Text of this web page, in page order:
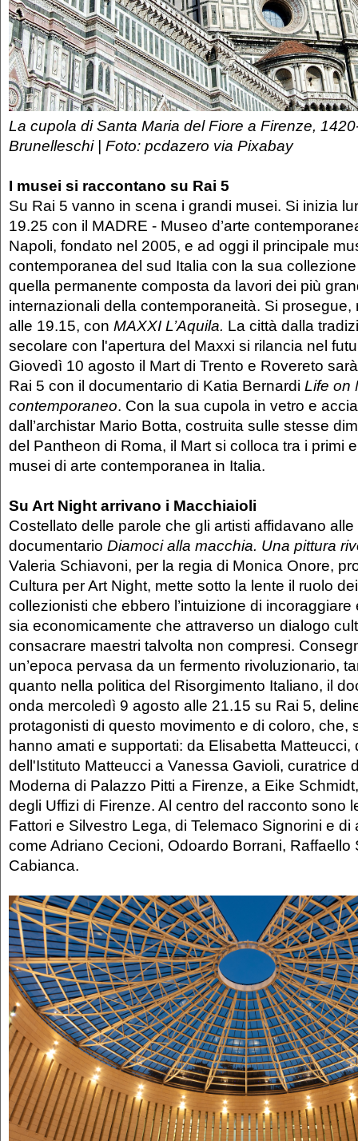
La cupola di Santa Maria del Fiore a Firenze,
Brunelleschi | Foto: pcdazero via Pixabay
I musei si raccontano su Rai 5
Su Rai 5 vanno in scena i grandi musei. Si inizia
19.25 con il MADRE - Museo d’arte
Napoli, fondato nel 2005, e ad oggi il principale
contemporanea del sud Italia con la sua
quella permanente composta da lavori dei più
internazionali della contemporaneità. Si prosegue,
alle 19.15, con MAXXI L’Aquila. La città dalla
secolare con l'apertura del Maxxi si rilancia nel
Giovedì 10 agosto il Mart di Trento e Rovereto
Rai 5 con il documentario di Katia Bernardi Life on
contemporaneo. Con la sua cupola in vetro e
dall’archistar Mario Botta, costruita sulle stesse
del Pantheon di Roma, il Mart si colloca tra i primi
musei di arte contemporanea in Italia.
Su Art Night arrivano i Macchiaioli
Costellato delle parole che gli artisti affidavano alle
documentario Diamoci alla macchia. Una pittura
Valeria Schiavoni, per la regia di Monica Onore,
Cultura per Art Night, mette sotto la lente il ruolo
collezionisti che ebbero l’intuizione di
sia economicamente che attraverso un dialogo
consacrare maestri talvolta non compresi.
un’epoca pervasa da un fermento rivoluzionario,
quanto nella politica del Risorgimento Italiano, il
onda mercoledì 9 agosto alle 21.15 su Rai 5,
protagonisti di questo movimento e di coloro, che,
hanno amati e supportati: da Elisabetta Matteucci,
dell'Istituto Matteucci a Vanessa Gavioli, curatrice
Moderna di Palazzo Pitti a Firenze, a Eike
degli Uffizi di Firenze. Al centro del racconto sono
Fattori e Silvestro Lega, di Telemaco Signorini e di
come Adriano Cecioni, Odoardo Borrani, Raffaello
Cabianca.